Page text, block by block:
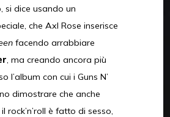
si dice usando un
che Axl Rose inserisce
facendo arrabbiare
, ma creando ancora più
l’album con cui i Guns N’
dimostrare che anche
rock’n’roll è fatto di sesso,